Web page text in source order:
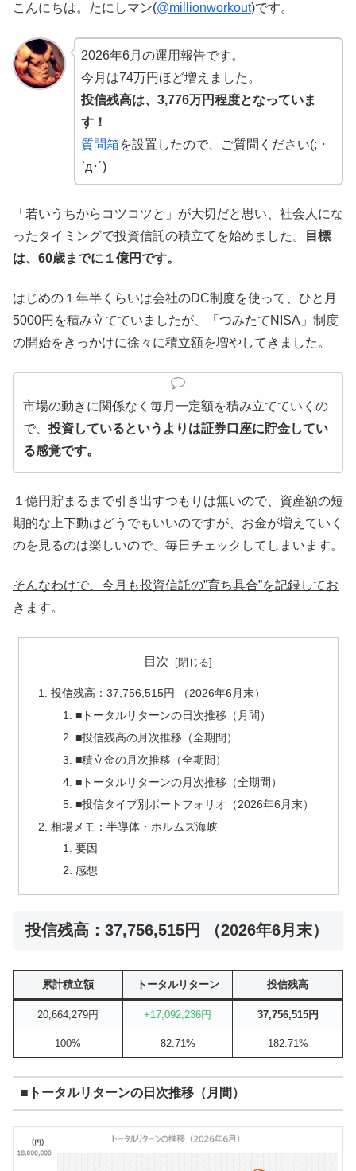
こんにちは。たにしマン(@millionworkout)です。
2026年6月の運用報告です。
今月は74万円ほど増えました。
投信残高は、3,776万円程度となっていま
す！
質問箱を設置したので、ご質問ください(; ･
`д･´)
「若いうちからコツコツと」が大切だと思い、社会人にな
ったタイミングで投資信託の積立てを始めました。
目標
は、60歳までに１億円です。
はじめの１年半くらいは会社のDC制度を使って、ひと月
5000円を積み立てていましたが、「つみたてNISA」制度
の開始をきっかけに徐々に積立額を増やしてきました。
市場の動きに関係なく毎月一定額を積み立てていくの
で、 投資しているというよりは証券口座に貯金してい
る感覚です。
１億円貯まるまで引き出すつもりは無いので、資産額の短
期的な上下動はどうでもいいのですが、お金が増えていく
のを見るのは楽しいので、毎日チェックしてしまいます。
そんなわけで、今月も投資信託の”育ち具合”を記録してお
きます。
目次
投信残高：37,756,515円 （2026年6月末）
■トータルリターンの日次推移（月間）
■投信残高の月次推移（全期間）
■積立金の月次推移（全期間）
■トータルリターンの月次推移（全期間）
■投信タイプ別ポートフォリオ（2026年6月末）
相場メモ：半導体・ホルムズ海峡
要因
感想
投信残高：37,756,515円 （2026年6月末）
累計積立額 トータルリターン 投信残高
20,664,279円 +17,092,236円 37,756,515円
100% 82.71% 182.71%
■トータルリターンの日次推移（月間）